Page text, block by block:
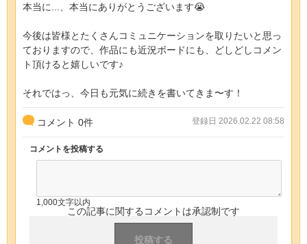
本当に...、本当にありがとうございます😭
今後は皆様とたくさんコミュニケーションを取りたいと思っ
ておりますので、作品にも近況ボードにも、どしどしコメン
ト頂けると嬉しいです♪
それではっ、今日も元気に続きを書いてきま〜す！
コメント 0件 登録日 2026.02.22 08:58
コメントを投稿する
1,000文字以内
この記事に関するコメントは承認制です